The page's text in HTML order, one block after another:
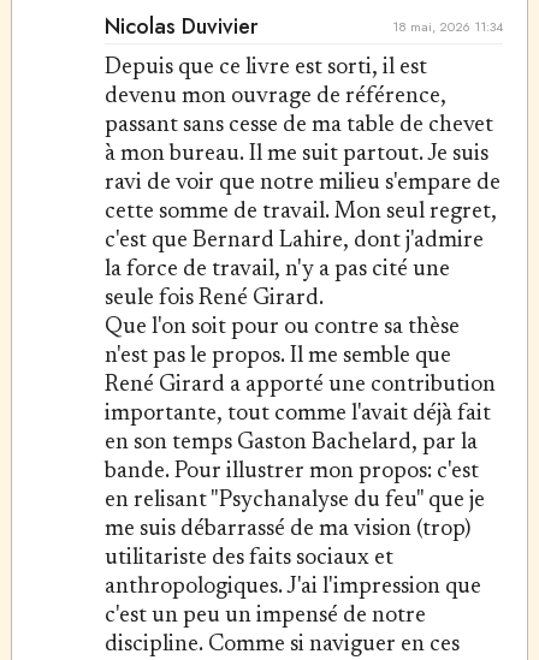
Nicolas Duvivier 18 mai, 2026 11:34
Depuis que ce livre est sorti, il est
devenu mon ouvrage de référence,
passant sans cesse de ma table de chevet
à mon bureau. Il me suit partout. Je suis
ravi de voir que notre milieu s'empare de
cette somme de travail. Mon seul regret,
c'est que Bernard Lahire, dont j'admire
la force de travail, n'y a pas cité une
seule fois René Girard.
Que l'on soit pour ou contre sa thèse
n'est pas le propos. Il me semble que
René Girard a apporté une contribution
importante, tout comme l'avait déjà fait
en son temps Gaston Bachelard, par la
bande. Pour illustrer mon propos: c'est
en relisant "Psychanalyse du feu" que je
me suis débarrassé de ma vision (trop)
utilitariste des faits sociaux et
anthropologiques. J'ai l'impression que
c'est un peu un impensé de notre
discipline. Comme si naviguer en ces